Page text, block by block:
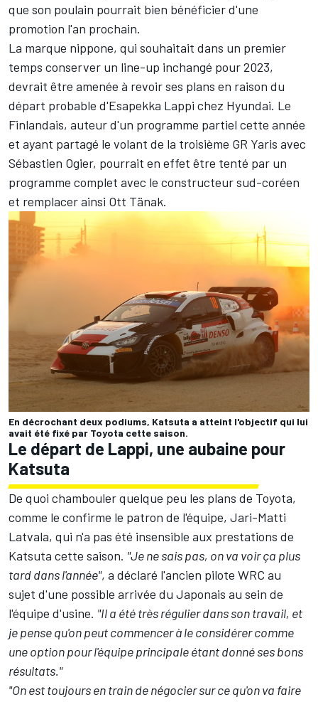
que son poulain pourrait bien bénéficier d'une
promotion l'an prochain.
La marque nippone, qui souhaitait dans un premier
temps conserver un line-up inchangé pour 2023,
devrait être amenée à revoir ses plans en raison du
départ probable d'Esapekka Lappi chez Hyundai. Le
Finlandais, auteur d'un programme partiel cette année
et ayant partagé le volant de la troisième GR Yaris avec
Sébastien Ogier, pourrait en effet être tenté par un
programme complet avec le constructeur sud-coréen
et remplacer ainsi Ott Tänak.
En décrochant deux podiums, Katsuta a atteint l'objectif qui lui
avait été fixé par Toyota cette saison.
Le départ de Lappi, une aubaine pour
Katsuta
De quoi chambouler quelque peu les plans de Toyota,
comme le confirme le patron de l'équipe, Jari-Matti
Latvala, qui n'a pas été insensible aux prestations de
Katsuta cette saison. "Je ne sais pas, on va voir ça plus
tard dans l'année", a déclaré l'ancien pilote WRC au
sujet d'une possible arrivée du Japonais au sein de
l'équipe d'usine. "Il a été très régulier dans son travail, et
je pense qu'on peut commencer à le considérer comme
une option pour l'équipe principale étant donné ses bons
résultats."
"On est toujours en train de négocier sur ce qu'on va faire